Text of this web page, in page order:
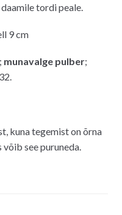
tordi peale.
9 cm
; munavalge pulber;
kuna tegemist on õrna
see puruneda.